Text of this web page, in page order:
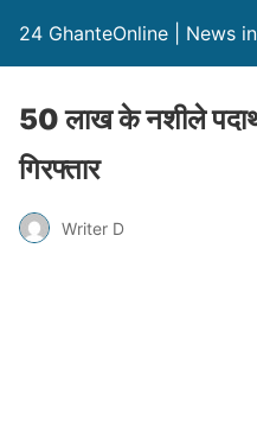
24 GhanteOnline | News
50 लाख के नशीले
गिरफ्तार
Writer D